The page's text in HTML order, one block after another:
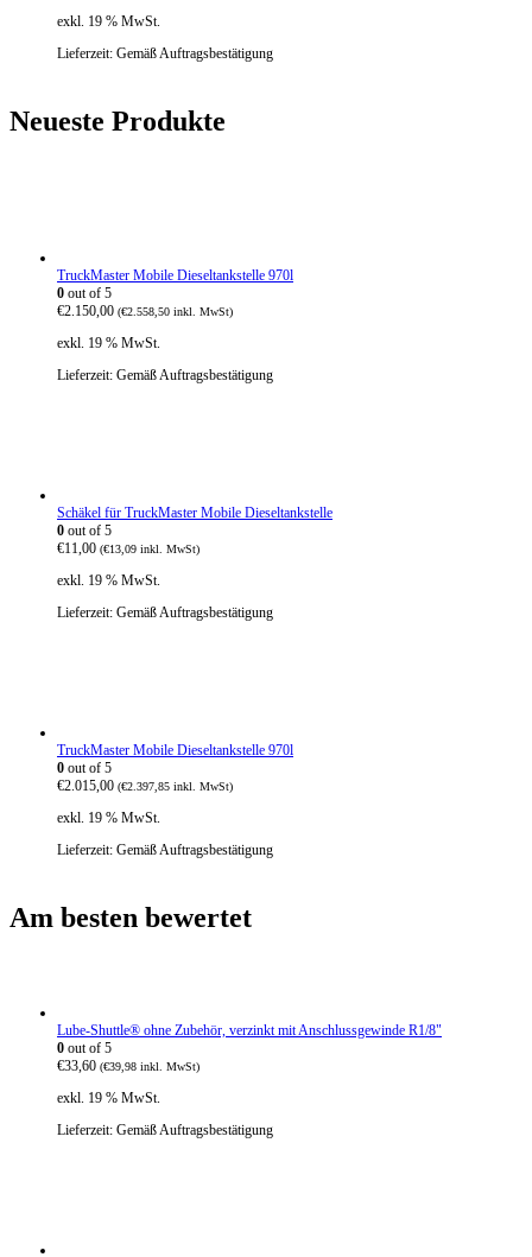
exkl. 19 % MwSt.
Lieferzeit: Gemäß Auftragsbestätigung
Neueste Produkte
TruckMaster Mobile Dieseltankstelle 970l
0 out of 5
€2.150,00 (€2.558,50 inkl. MwSt)
exkl. 19 % MwSt.
Lieferzeit: Gemäß Auftragsbestätigung
Schäkel für TruckMaster Mobile Dieseltankstelle
0 out of 5
€11,00 (€13,09 inkl. MwSt)
exkl. 19 % MwSt.
Lieferzeit: Gemäß Auftragsbestätigung
TruckMaster Mobile Dieseltankstelle 970l
0 out of 5
€2.015,00 (€2.397,85 inkl. MwSt)
exkl. 19 % MwSt.
Lieferzeit: Gemäß Auftragsbestätigung
Am besten bewertet
Lube-Shuttle® ohne Zubehör, verzinkt mit Anschlussgewinde R1/8"
0 out of 5
€33,60 (€39,98 inkl. MwSt)
exkl. 19 % MwSt.
Lieferzeit: Gemäß Auftragsbestätigung